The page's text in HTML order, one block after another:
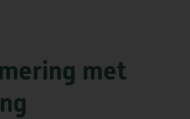
dagen per week, 24 uur
een veilig en zeker
met